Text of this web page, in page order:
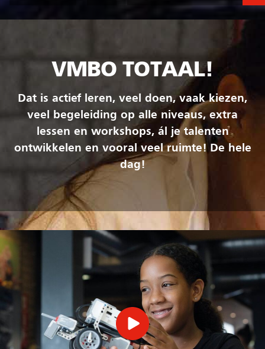
VMBO TOTAAL!
Dat is actief leren, veel doen, vaak kiezen,
veel begeleiding op alle niveaus, extra
lessen en workshops, ál je talenten
ontwikkelen en vooral veel ruimte! De hele
dag!